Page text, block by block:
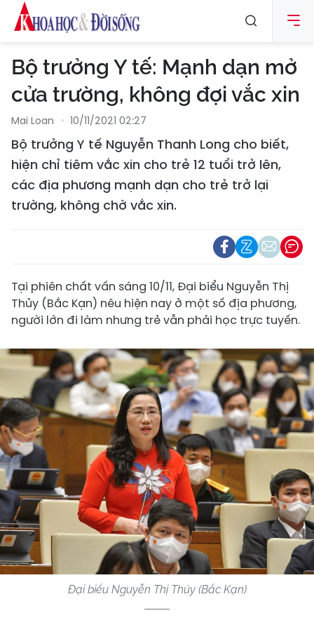
Bộ trưởng Y tế: Mạnh dạn mở
cửa trường, không đợi vắc xin
Mai Loan 10/11/2021 02:27
Bộ trưởng Y tế Nguyễn Thanh Long cho biết,
hiện chỉ tiêm vắc xin cho trẻ 12 tuổi trở lên,
các địa phương mạnh dạn cho trẻ trở lại
trường, không chờ vắc xin.
Tại phiên chất vấn sáng 10/11, Đại biểu Nguyễn Thị
Thủy (Bắc Kạn) nêu hiện nay ở một số địa phương,
người lớn đi làm nhưng trẻ vẫn phải học trực tuyến.
Đại biểu Nguyễn Thị Thủy (Bắc Kạn)